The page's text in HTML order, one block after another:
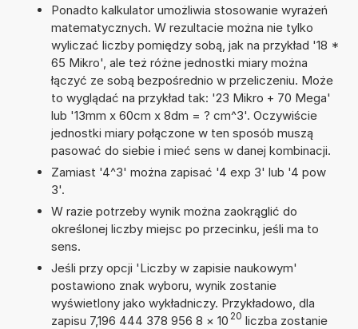
Ponadto kalkulator umożliwia stosowanie wyrażeń
matematycznych. W rezultacie można nie tylko
wyliczać liczby pomiędzy sobą, jak na przykład '18 *
65 Mikro', ale też różne jednostki miary można
łączyć ze sobą bezpośrednio w przeliczeniu. Może
to wyglądać na przykład tak: '23 Mikro + 70 Mega'
lub '13mm x 60cm x 8dm = ? cm^3'. Oczywiście
jednostki miary połączone w ten sposób muszą
pasować do siebie i mieć sens w danej kombinacji.
Zamiast '4^3' można zapisać '4 exp 3' lub '4 pow
3'.
W razie potrzeby wynik można zaokrąglić do
określonej liczby miejsc po przecinku, jeśli ma to
sens.
Jeśli przy opcji 'Liczby w zapisie naukowym'
postawiono znak wyboru, wynik zostanie
wyświetlony jako wykładniczy. Przykładowo, dla
zapisu 7,196 444 378 956 8 × 10 20 liczba zostanie